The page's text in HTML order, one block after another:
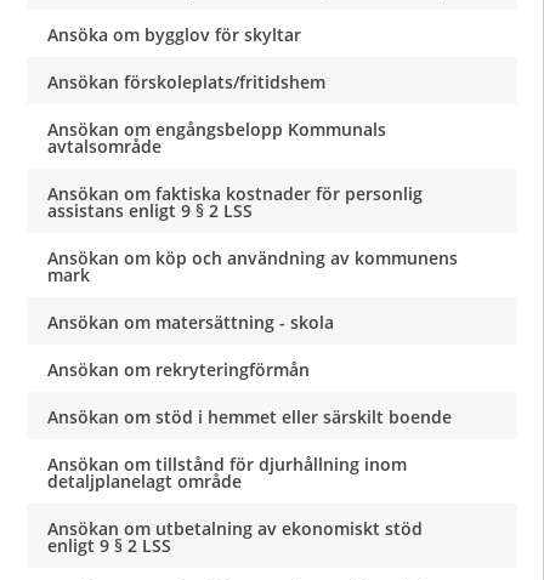
Ansöka om bygglov för skyltar
Ansökan förskoleplats/fritidshem
Ansökan om engångsbelopp Kommunals
avtalsområde
Ansökan om faktiska kostnader för personlig
assistans enligt 9 § 2 LSS
Ansökan om köp och användning av kommunens
mark
Ansökan om matersättning - skola
Ansökan om rekryteringförmån
Ansökan om stöd i hemmet eller särskilt boende
Ansökan om tillstånd för djurhållning inom
detaljplanelagt område
Ansökan om utbetalning av ekonomiskt stöd
enligt 9 § 2 LSS